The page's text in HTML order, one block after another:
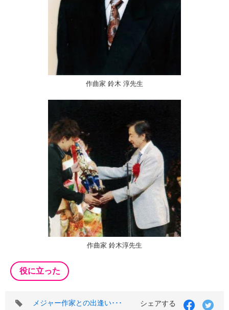
作曲家 鈴木 淳先生
作曲家 鈴木淳先生
役に立った
タ
メジャー作家との出逢い･･･ シェアする